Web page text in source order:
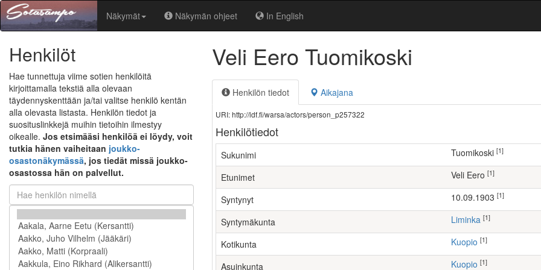
Näkymät Näkymän ohjeet In English
Henkilöt
Hae tunnettuja viime sotien henkilöitä
kirjoittamalla tekstiä alla olevaan
täydennyskenttään ja/tai valitse henkilö kentän
alla olevasta listasta. Henkilön tiedot ja
suosituslinkkejä muihin tietoihin ilmestyy
oikealle. Jos etsimääsi henkilöä ei löydy, voit
tutkia hänen vaiheitaan joukko-
osastonäkymässä, jos tiedät missä joukko-
osastossa hän on palvellut.
Veli Eero Tuomikoski
Henkilön tiedot Aikajana
URI: http://ldf.fi/warsa/actors/person_p257322
Henkilötiedot
Sukunimi Tuomikoski [1]
Etunimet Veli Eero [1]
Syntynyt 10.09.1903 [1]
Syntymäkunta Liminka [1]
Kotikunta Kuopio [1]
Asuinkunta Kuopio [1]